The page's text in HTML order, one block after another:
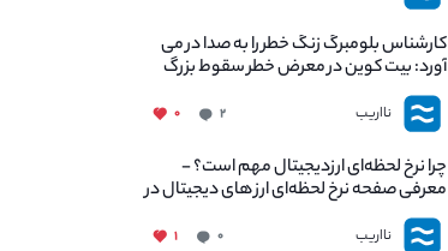
کارشناس بلومبرگ زنگ خطر را به صدا در می
آورد: بیت کوین در معرض خطر سقوط بزرگ
است - دلیل آن چیست؟
نااریب ۲ ۰
چرا نرخ لحظه‌ای ارزدیجیتال مهم است؟ -
معرفی صفحه نرخ لحظه‌ای ارز های دیجیتال در
نااریب
نااریب ۰ ۱